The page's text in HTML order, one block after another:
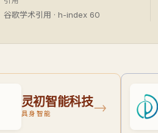
谷歌学术引用 · h-index 60
灵初智能科技
具身智能 →